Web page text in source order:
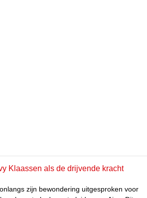
Klaassen als de drijvende kracht
zijn bewondering uitgesproken voor